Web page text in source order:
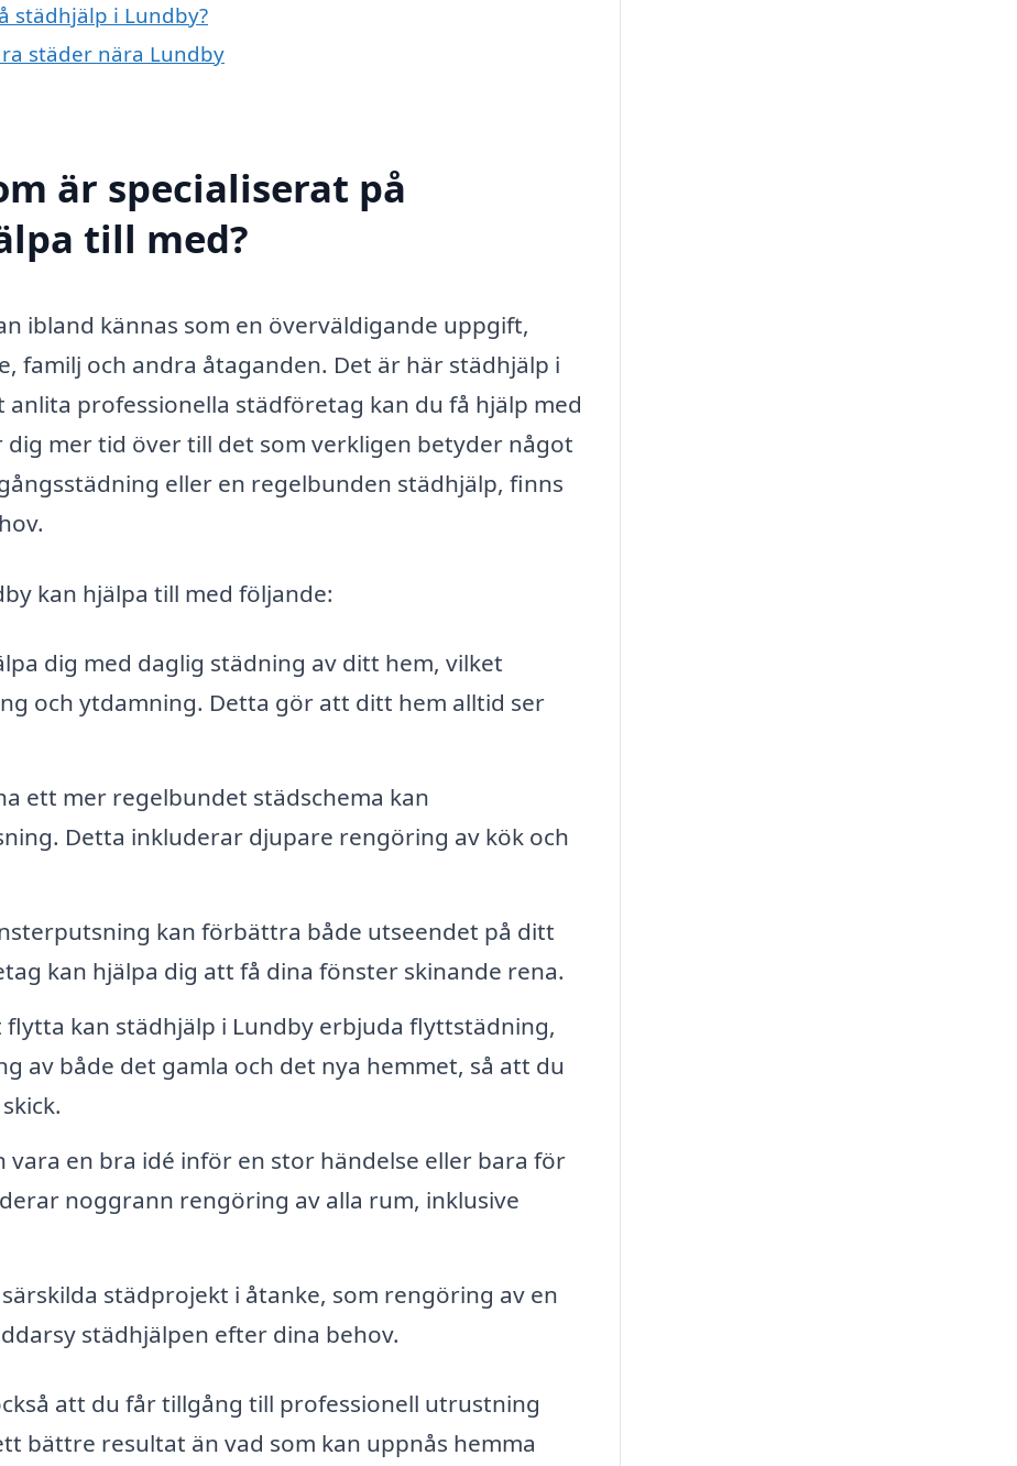
städhjälp i Lundby?
städer nära Lundby
är specialiserat på
till med?
ibland kännas som en överväldigande uppgift,
familj och andra åtaganden. Det är här städhjälp i
professionella städföretag kan du få hjälp med
mer tid över till det som verkligen betyder något
eller en regelbunden städhjälp, finns
kan hjälpa till med följande:
dig med daglig städning av ditt hem, vilket
och ytdamning. Detta gör att ditt hem alltid ser
ett mer regelbundet städschema kan
Detta inkluderar djupare rengöring av kök och
kan förbättra både utseendet på ditt
kan hjälpa dig att få dina fönster skinande rena.
kan städhjälp i Lundby erbjuda flyttstädning,
av både det gamla och det nya hemmet, så att du
vara en bra idé inför en stor händelse eller bara för
noggrann rengöring av alla rum, inklusive
städprojekt i åtanke, som rengöring av en
städhjälpen efter dina behov.
att du får tillgång till professionell utrustning
bättre resultat än vad som kan uppnås hemma